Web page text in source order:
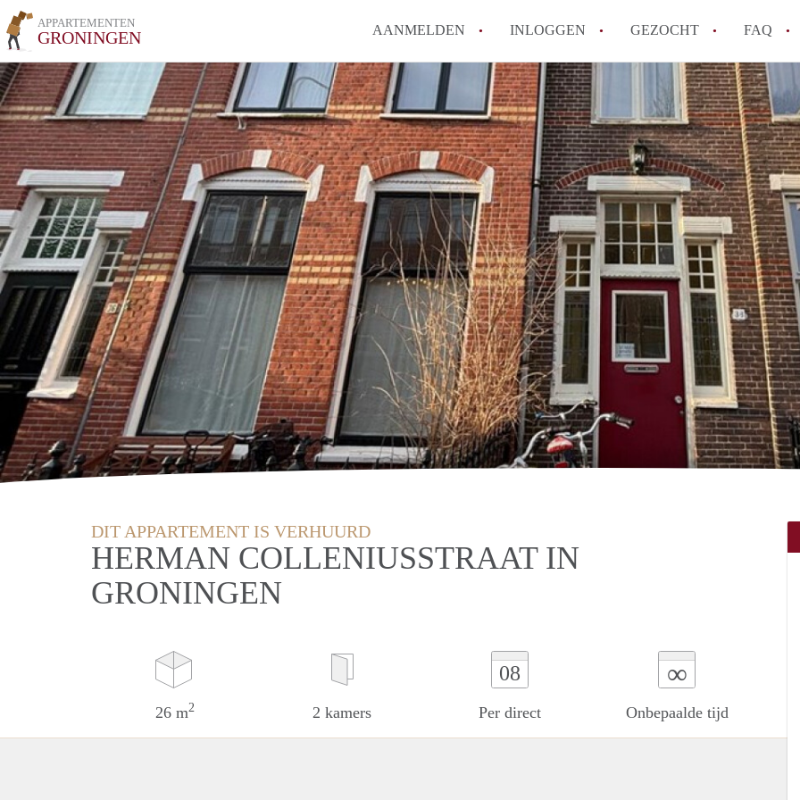
APPARTEMENTEN
GRONINGEN AANMELDEN INLOGGEN GEZOCHT FAQ
Hoe werkt Appartement Groningen
Hoeveel kost het om te reageren op een
How to translate AppartementGroningen?
Wat is AppartementenGroningen?
Wat is de privacyverklaring van
Alle veelgestelde vragen
DIT APPARTEMENT IS VERHUURD
HERMAN COLLENIUSSTRAAT IN
GRONINGEN
26 m2 2 kamers
08
Per direct
∞
Onbepaalde tijd